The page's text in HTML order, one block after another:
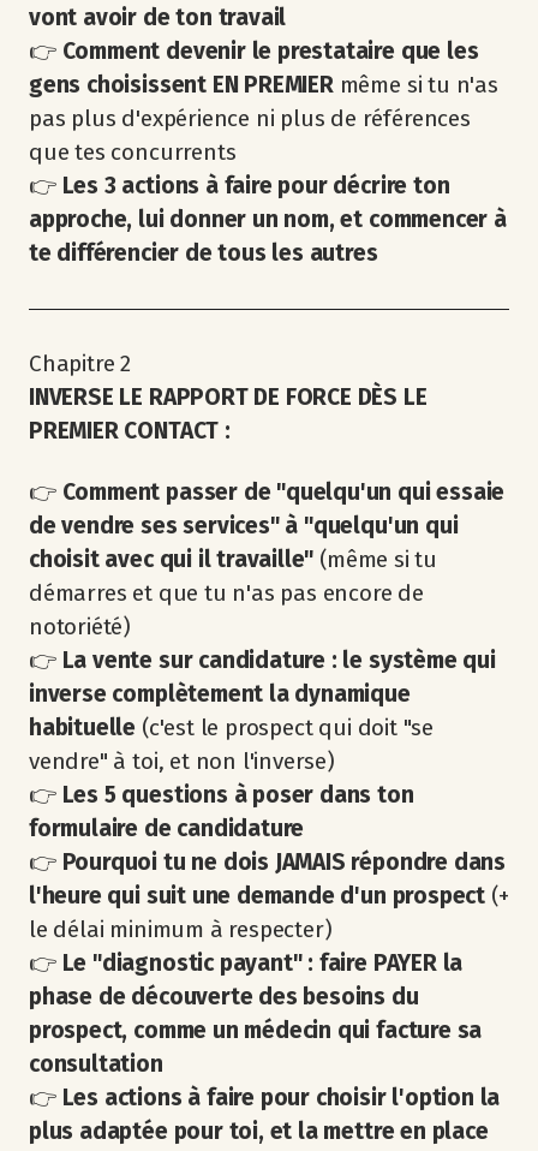
vont avoir de ton travail
👉 Comment devenir le prestataire que les
gens choisissent EN PREMIERmême si tu n'as
pas plus d'expérience ni plus de références
que tes concurrents
👉 Les 3 actions à faire pour décrire ton
approche, lui donner un nom, et commencer à
te différencier de tous les autres
Chapitre 2
INVERSE LE RAPPORT DE FORCE DÈS LE
PREMIER CONTACT :
👉 Comment passer de "quelqu'un qui essaie
de vendre ses services" à "quelqu'un qui
choisit avec qui il travaille" (même si tu
démarres et que tu n'as pas encore de
notoriété)
👉 La vente sur candidature : le système qui
inverse complètement la dynamique
habituelle (c'est le prospect qui doit "se
vendre" à toi, et non l'inverse)
👉 Les 5 questions à poser dans ton
formulaire de candidature
👉 Pourquoi tu ne dois JAMAIS répondre dans
l'heure qui suit une demande d'un prospect (+
le délai minimum à respecter)
👉 Le "diagnostic payant" : faire PAYER la
phase de découverte des besoins du
prospect, comme un médecin qui facture sa
consultation
👉 Les actions à faire pour choisir l'option la
plus adaptée pour toi, et la mettre en place